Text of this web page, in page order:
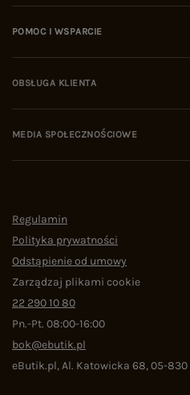
POMOC I WSPARCIE
OBSŁUGA KLIENTA
MEDIA SPOŁECZNOŚCIOWE
Regulamin
Polityka prywatności
Odstąpienie od umowy
Zarządzaj plikami cookie
22 290 10 80
Pn.-Pt. 08:00-16:00
bok@ebutik.pl
eButik.pl,Al. Katowicka 68,05-830